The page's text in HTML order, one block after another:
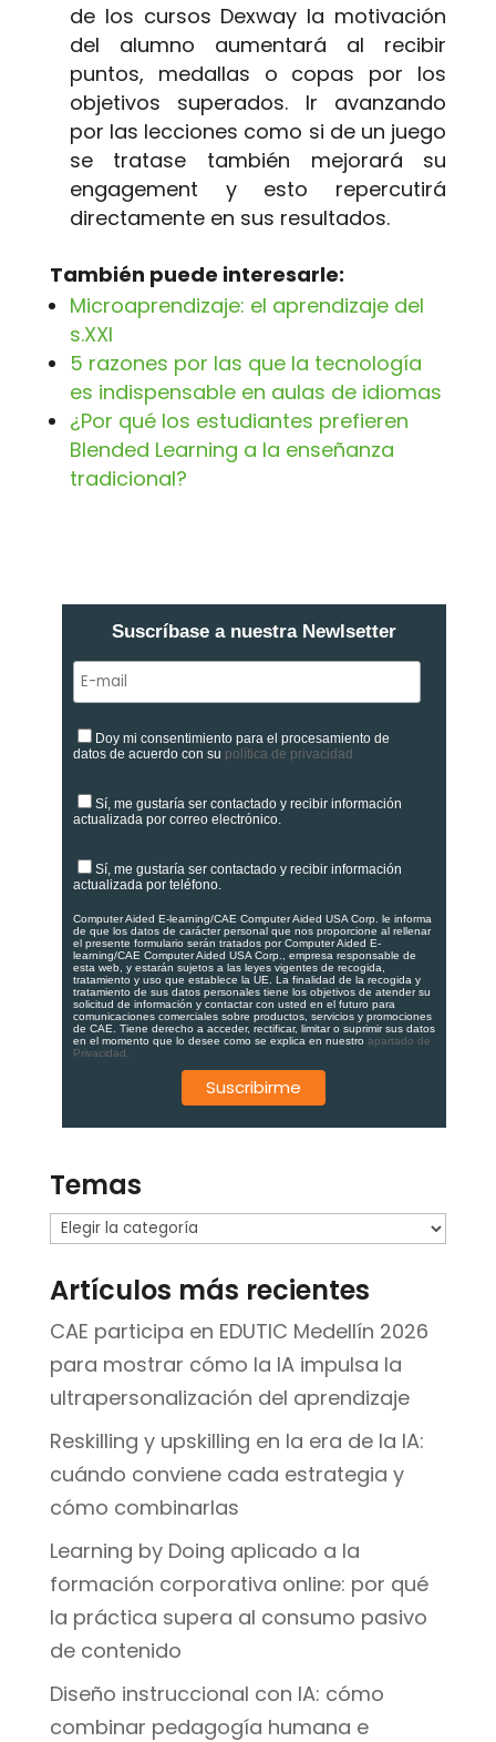
de los cursos Dexway la motivación
del alumno aumentará al recibir
puntos, medallas o copas por los
objetivos superados. Ir avanzando
por las lecciones como si de un juego
se tratase también mejorará su
engagement y esto repercutirá
directamente en sus resultados.
También puede interesarle:
Microaprendizaje: el aprendizaje del
s.XXI
5 razones por las que la tecnología
es indispensable en aulas de idiomas
¿Por qué los estudiantes prefieren
Blended Learning a la enseñanza
tradicional?
Suscríbase a nuestra Newlsetter
Doy mi consentimiento para el procesamiento de
datos de acuerdo con su política de privacidad
Sí, me gustaría ser contactado y recibir información
actualizada por correo electrónico.
Sí, me gustaría ser contactado y recibir información
actualizada por teléfono.
Computer Aided E-learning/CAE Computer Aided USA Corp. le informa
de que los datos de carácter personal que nos proporcione al rellenar
el presente formulario serán tratados por Computer Aided E-
learning/CAE Computer Aided USA Corp., empresa responsable de
esta web, y estarán sujetos a las leyes vigentes de recogida,
tratamiento y uso que establece la UE. La finalidad de la recogida y
tratamiento de sus datos personales tiene los objetivos de atender su
solicitud de información y contactar con usted en el futuro para
comunicaciones comerciales sobre productos, servicios y promociones
de CAE. Tiene derecho a acceder, rectificar, limitar o suprimir sus datos
en el momento que lo desee como se explica en nuestro apartado de
Privacidad.
Temas
Temas
Artículos más recientes
CAE participa en EDUTIC Medellín 2026
para mostrar cómo la IA impulsa la
ultrapersonalización del aprendizaje
Reskilling y upskilling en la era de la IA:
cuándo conviene cada estrategia y
cómo combinarlas
Learning by Doing aplicado a la
formación corporativa online: por qué
la práctica supera al consumo pasivo
de contenido
Diseño instruccional con IA: cómo
combinar pedagogía humana e